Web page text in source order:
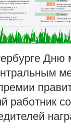
Дню
работник